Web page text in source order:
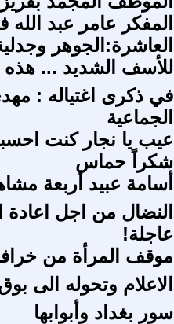
المفكر عامر عبد الله
العاشرة:الجوهر
للأسف الشديد ... هذه
في ذكرى اغتياله :
الجماعية
عيب يا نجار كنت
شكراً حماس
أسامة عبيد أربعة
النضال من اجل اعادة
عاجلة!
موقف المرأة من
الاعلام وتحوله الى
سور بغداد وأبوابها